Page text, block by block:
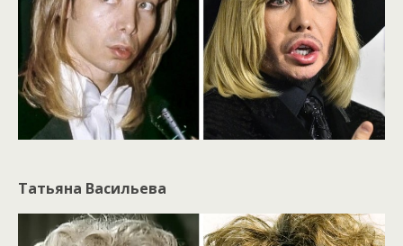
Татьяна Васильева